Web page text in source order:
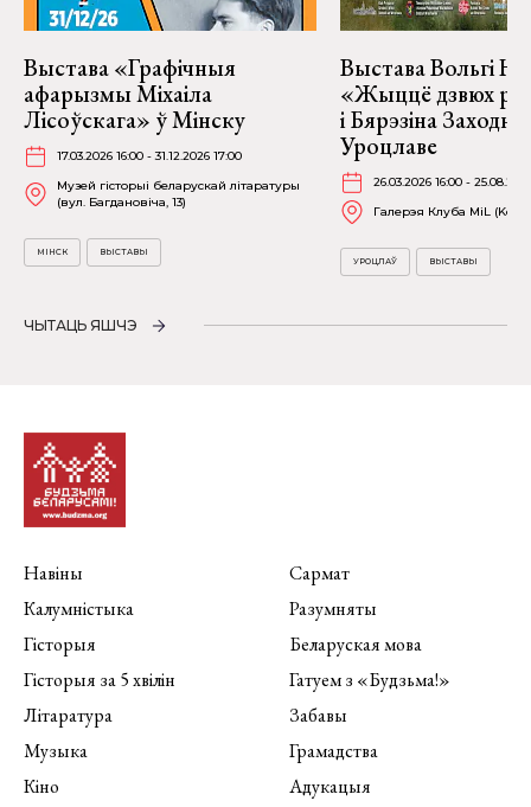
Выстава «Графічныя
афарызмы Міхаіла
Лісоўскага» ў Мінску
17.03.2026 16:00 - 31.12.2026 17:00
Музей гісторыі беларускай літаратуры
(вул. Багдановіча, 13)
МІНСК ВЫСТАВЫ
Выстава Вольгі
«Жыццё дзвюх
і Бярэзіна
Уроцлаве
26.03.2026 16:00 -
Галерэя Клуба MiL
УРОЦЛАЎ ВЫСТАВЫ
ЧЫТАЦЬ ЯШЧЭ
Навіны
Калумністыка
Гісторыя
Гісторыя за 5 хвілін
Літаратура
Музыка
Кіно
Сармат
Разумняты
Беларуская мова
Гатуем з «Будзьма!»
Забавы
Грамадства
Адукацыя